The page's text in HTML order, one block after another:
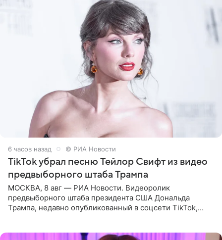
6 часов назад © РИА Новости
TikTok убрал песню Тейлор Свифт из видео
предвыборного штаба Трампа
МОСКВА, 8 авг — РИА Новости. Видеоролик
предвыборного штаба президента США Дональда
Трампа, недавно опубликованный в соцсети TikTok,